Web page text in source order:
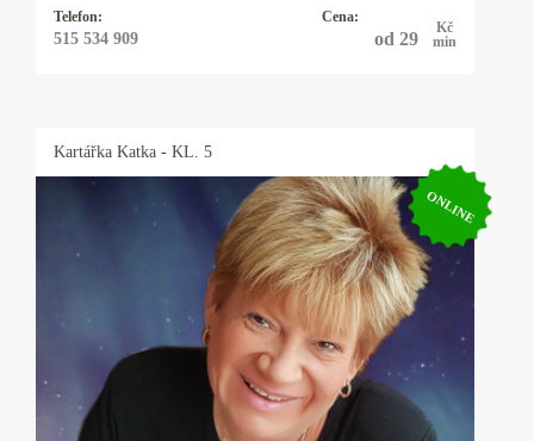
Telefon:
515 534 909
Cena:
od 29
Kč
min
Kartářka Katka - KL. 5
ONLINE
Kartářka Katka
25 let praxe s výkladem z cikánských a
andělských karet. Pomohu Vám s rozhodnutím
v lásce, práci, financemi a ve všem, na co se mě